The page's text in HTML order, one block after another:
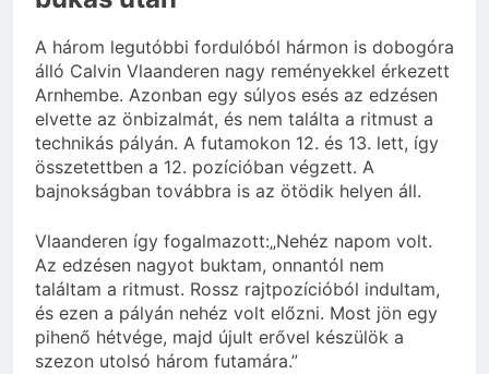
A három legutóbbi fordulóból hármon is dobogóra
álló Calvin Vlaanderen nagy reményekkel érkezett
Arnhembe. Azonban egy súlyos esés az edzésen
elvette az önbizalmát, és nem találta a ritmust a
technikás pályán. A futamokon 12. és 13. lett, így
összetettben a 12. pozícióban végzett. A
bajnokságban továbbra is az ötödik helyen áll.
Vlaanderen így fogalmazott:„Nehéz napom volt.
Az edzésen nagyot buktam, onnantól nem
találtam a ritmust. Rossz rajtpozícióból indultam,
és ezen a pályán nehéz volt előzni. Most jön egy
pihenő hétvége, majd újult erővel készülök a
szezon utolsó három futamára.”